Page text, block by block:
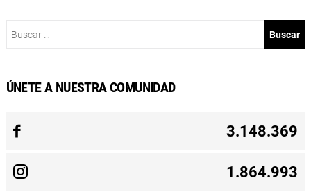
ÚNETE A NUESTRA COMUNIDAD
3.148.369
1.864.993